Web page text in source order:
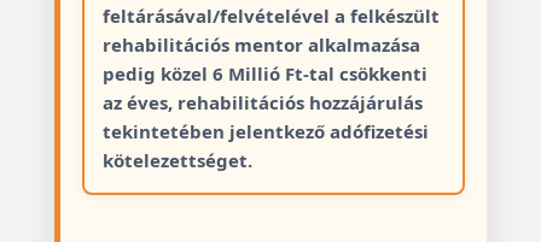
feltárásával/felvételével a felkészült
rehabilitációs mentor alkalmazása
pedig közel 6 Millió Ft-tal csökkenti
az éves, rehabilitációs hozzájárulás
tekintetében jelentkező adófizetési
kötelezettséget.